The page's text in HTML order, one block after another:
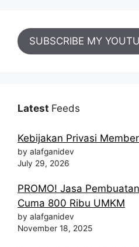
SUBSCRIBE MY
Latest Feeds
Kebijakan Privasi
by alafganidev
July 29, 2026
PROMO! Jasa
Cuma 800 Ribu UMKM
by alafganidev
November 18, 2025